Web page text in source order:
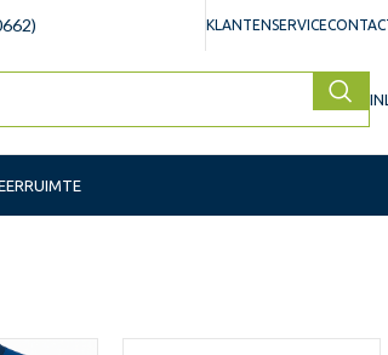
KLANTENSERVICE